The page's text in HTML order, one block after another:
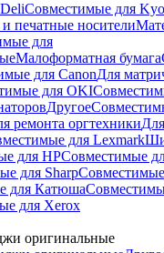
Совместимые для
печатные носители
для
Малоформатная бумага
для CanonДля
для OKI
Другое
ремонта оргтехникиДля
для Lexmark
для HPСовместимые
для Sharp
для Катюша
для Xerox
оригинальные